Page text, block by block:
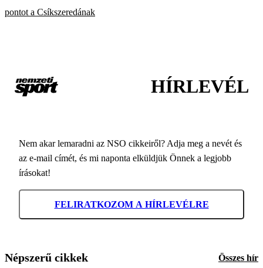
pontot a Csíkszeredának
HÍRLEVÉL
Nem akar lemaradni az NSO cikkeiről? Adja meg a nevét és
az e-mail címét, és mi naponta elküldjük Önnek a legjobb
írásokat!
FELIRATKOZOM A HÍRLEVÉLRE
Népszerű cikkek Összes hír